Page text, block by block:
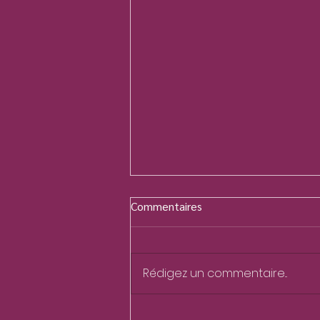
Commentaires
Rédigez un commentaire...